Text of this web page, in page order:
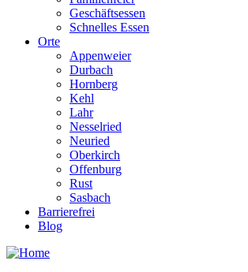
Geschäftsessen
Schnelles Essen
Orte
Appenweier
Durbach
Hornberg
Kehl
Lahr
Nesselried
Neuried
Oberkirch
Offenburg
Rust
Sasbach
Barrierefrei
Blog